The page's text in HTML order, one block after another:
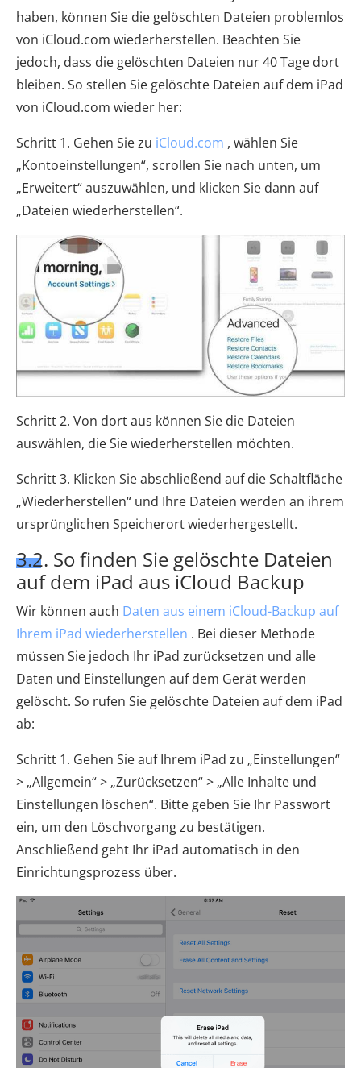
haben, können Sie die gelöschten Dateien problemlos
von iCloud.com wiederherstellen. Beachten Sie
jedoch, dass die gelöschten Dateien nur 40 Tage dort
bleiben. So stellen Sie gelöschte Dateien auf dem iPad
von iCloud.com wieder her:
Schritt 1. Gehen Sie zu iCloud.com , wählen Sie
„Kontoeinstellungen“, scrollen Sie nach unten, um
„Erweitert“ auszuwählen, und klicken Sie dann auf
„Dateien wiederherstellen“.
Schritt 2. Von dort aus können Sie die Dateien
auswählen, die Sie wiederherstellen möchten.
Schritt 3. Klicken Sie abschließend auf die Schaltfläche
„Wiederherstellen“ und Ihre Dateien werden an ihrem
ursprünglichen Speicherort wiederhergestellt.
3.2. So finden Sie gelöschte Dateien
auf dem iPad aus iCloud Backup
Wir können auch Daten aus einem iCloud-Backup auf
Ihrem iPad wiederherstellen . Bei dieser Methode
müssen Sie jedoch Ihr iPad zurücksetzen und alle
Daten und Einstellungen auf dem Gerät werden
gelöscht. So rufen Sie gelöschte Dateien auf dem iPad
ab:
Schritt 1. Gehen Sie auf Ihrem iPad zu „Einstellungen“
> „Allgemein“ > „Zurücksetzen“ > „Alle Inhalte und
Einstellungen löschen“. Bitte geben Sie Ihr Passwort
ein, um den Löschvorgang zu bestätigen.
Anschließend geht Ihr iPad automatisch in den
Einrichtungsprozess über.